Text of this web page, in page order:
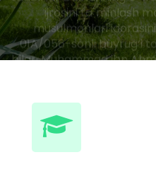
musulmonlari
01A/056-sonli buyrug‘i
bilan Muhammad ibn
2018 yil 10 iyundan